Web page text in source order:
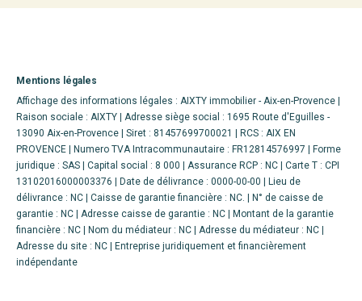
Mentions légales
Affichage des informations légales : AIXTY immobilier - Aix-en-Provence |
Raison sociale : AIXTY | Adresse siège social : 1695 Route d'Eguilles -
13090 Aix-en-Provence | Siret : 81457699700021 | RCS : AIX EN
PROVENCE | Numero TVA Intracommunautaire : FR12814576997 | Forme
juridique : SAS | Capital social : 8 000 | Assurance RCP : NC | Carte T : CPI
13102016000003376 | Date de délivrance : 0000-00-00 | Lieu de
délivrance : NC | Caisse de garantie financière : NC. | N° de caisse de
garantie : NC | Adresse caisse de garantie : NC | Montant de la garantie
financière : NC | Nom du médiateur : NC | Adresse du médiateur : NC |
Adresse du site : NC |
Entreprise juridiquement et financièrement
indépendante